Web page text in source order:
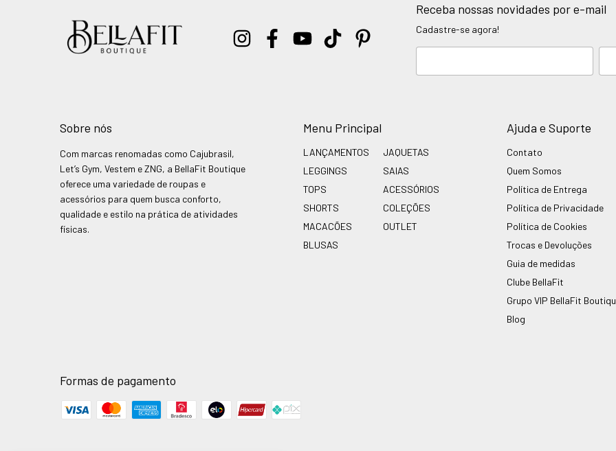
Receba nossas novidades por e-mail
Cadastre-se agora!
Sobre nós
Com marcas renomadas como Cajubrasil,
Let’s Gym, Vestem e ZNG, a BellaFit Boutique
oferece uma variedade de roupas e
acessórios para quem busca conforto,
qualidade e estilo na prática de atividades
físicas.
Menu Principal
LANÇAMENTOS
LEGGINGS
TOPS
SHORTS
MACACÕES
BLUSAS
JAQUETAS
SAIAS
ACESSÓRIOS
COLEÇÕES
OUTLET
Ajuda e Suporte
Contato
Quem Somos
Política de Entrega
Política de Privacidade
Política de Cookies
Trocas e Devoluções
Guia de medidas
Clube BellaFit
Grupo VIP BellaFit
Blog
Formas de pagamento